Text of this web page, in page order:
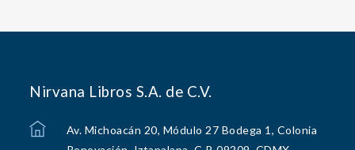
Nirvana Libros S.A. de C.V.
Av. Michoacán 20, Módulo 27 Bodega 1, Colonia